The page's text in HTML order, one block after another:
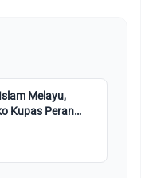
Melayu,
Kupas Peran